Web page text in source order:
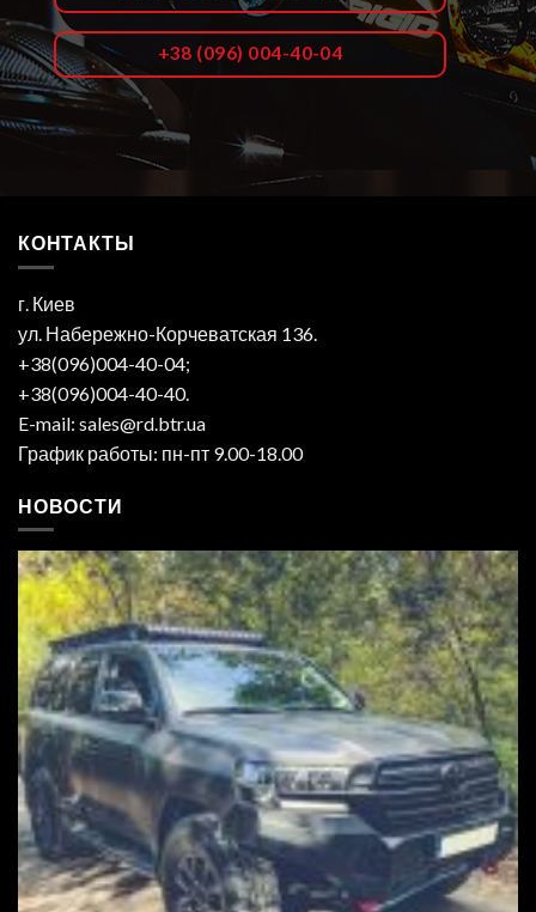
+38 (096) 004-40-04
КОНТАКТЫ
г. Киев
ул. Набережно-Корчеватская 136.
+38(096)004-40-04;
+38(096)004-40-40.
E-mail: sales@rd.btr.ua
График работы: пн-пт 9.00-18.00
НОВОСТИ